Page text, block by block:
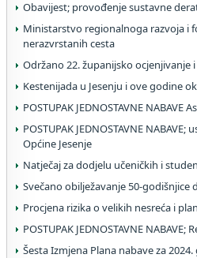
Obavijest; provođenje sustavne
Ministarstvo regionalnoga razvoja i
nerazvrstanih cesta
Održano 22. županijsko ocjenjivanje
Kestenijada u Jesenju i ove godine
POSTUPAK JEDNOSTAVNE
POSTUPAK JEDNOSTAVNE
Općine Jesenje
Natječaj za dodjelu učeničkih i
Svečano obilježavanje 50-godišnjice
Procjena rizika o velikih nesreća i
POSTUPAK JEDNOSTAVNE
Šesta Izmjena Plana nabave za